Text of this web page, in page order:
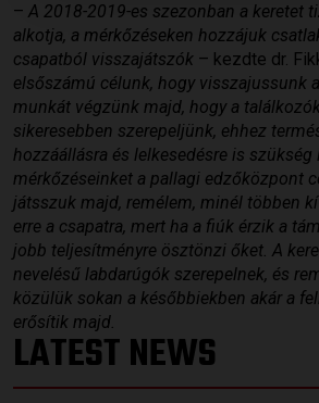
– A 2018-2019-es szezonban a keretet
alkotja, a mérkőzéseken hozzájuk
csapatból visszajátszók – kezdte dr.
elsőszámú célunk, hogy visszajussunk
munkát végzünk majd, hogy a
sikeresebben szerepeljünk, ehhez
hozzáállásra és lelkesedésre is szükség
mérkőzéseinket a pallagi edzőközpont
játsszuk majd, remélem, minél többen
erre a csapatra, mert ha a fiúk érzik a
jobb teljesítményre ösztönzi őket. A
nevelésű labdarúgók szerepelnek, és
közülük sokan a későbbiekben akár a
erősítik majd.
LATEST NEWS